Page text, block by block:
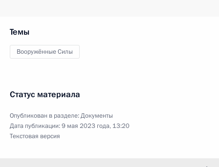
Темы
Вооружённые Силы
Статус материала
Опубликован в разделе:Документы
Дата публикации:9 мая 2023 года, 13:20
Текстовая версия